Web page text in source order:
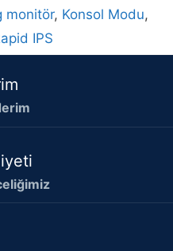
monitör, Konsol Modu,
IPS